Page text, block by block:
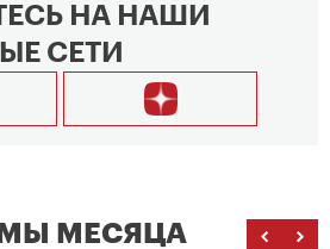
НА НАШИ
СЕТИ
МЕСЯЦА